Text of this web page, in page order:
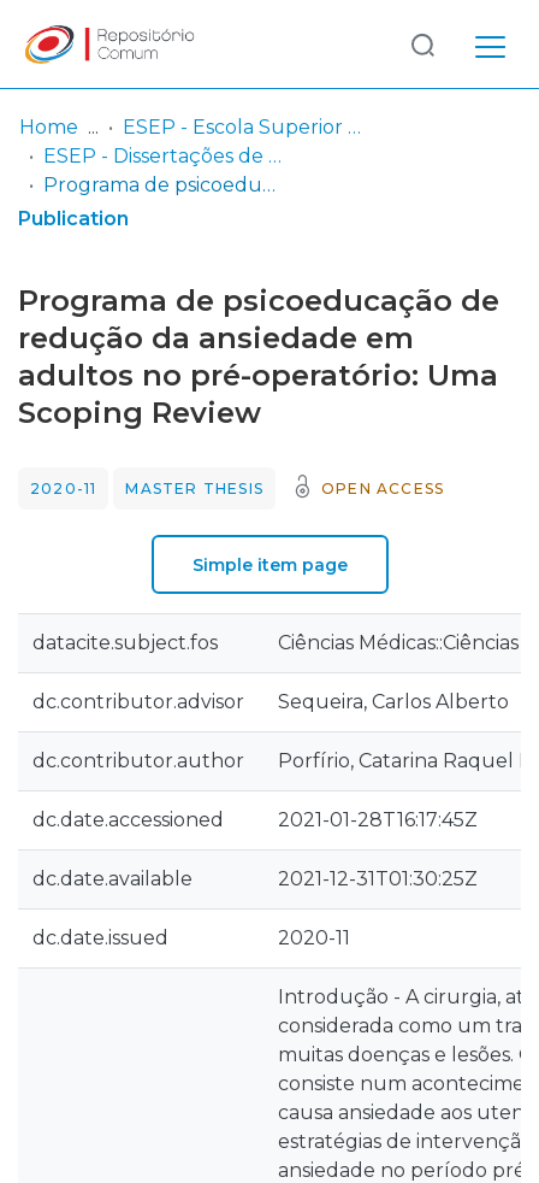
Communities
& Collections
Entities
Statistics
Log
In
(current)
Home
ESEP - Escola Superior de Enfermagem - Universidade do Porto
ESEP - Dissertações de Mestrado
Programa de psicoeducação de redução da ansiedade em adultos no pré-operatório: Uma Scoping Review
Publication
Programa de psicoeducação de
redução da ansiedade em
adultos no pré-operatório: Uma
Scoping Review
2020-11 MASTER THESIS OPEN ACCESS
Simple item page
datacite.subject.fos Ciências Médicas::Ciências
dc.contributor.advisor Sequeira, Carlos Alberto
dc.contributor.author Porfírio, Catarina Raquel
dc.date.accessioned 2021-01-28T16:17:45Z
dc.date.available 2021-12-31T01:30:25Z
dc.date.issued 2020-11
Introdução - A cirurgia,
considerada como um
muitas doenças e lesões.
consiste num
causa ansiedade aos
estratégias de
ansiedade no período pré-